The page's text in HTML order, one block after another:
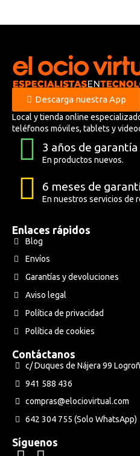
Descarga nuestra App
Local y tienda online
teléfonos móviles, tablets y
3 años de garantía
En productos nuevos.
6 meses de
En nuestros servicios de
Enlaces rápidos
Blog
Envíos
Garantías y devoluciones
Aviso legal
Política de privacidad
Política de cookies
Contáctanos
c/ Duques de Nájera 99
941 588 436
compras@elociovirtual.com
642 304 755 (Solo WhatsApp)
Síguenos